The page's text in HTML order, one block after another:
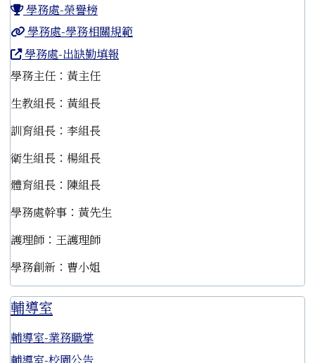
學務處-榮譽榜
學務處-學務相關規範
學務處-出缺勤填報
學務主任：黃主任
生教組長：黃組長
訓育組長：李組長
衛生組長：楊組長
體育組長：陳組長
學務處幹事：黃先生
護理師：王護理師
學務創新：曹小姐
輔導室
輔導室-業務職掌
輔導室-校園公告